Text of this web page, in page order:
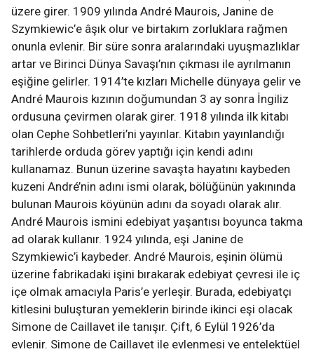
üzere girer. 1909 yılında André Maurois, Janine de
Szymkiewic’e âşık olur ve birtakım zorluklara rağmen
onunla evlenir. Bir süre sonra aralarındaki uyuşmazlıklar
artar ve Birinci Dünya Savaşı’nın çıkması ile ayrılmanın
eşiğine gelirler. 1914’te kızları Michelle dünyaya gelir ve
André Maurois kızının doğumundan 3 ay sonra İngiliz
ordusuna çevirmen olarak girer. 1918 yılında ilk kitabı
olan Cephe Sohbetleri’ni yayınlar. Kitabın yayınlandığı
tarihlerde orduda görev yaptığı için kendi adını
kullanamaz. Bunun üzerine savaşta hayatını kaybeden
kuzeni André’nin adını ismi olarak, bölüğünün yakınında
bulunan Maurois köyünün adını da soyadı olarak alır.
André Maurois ismini edebiyat yaşantısı boyunca takma
ad olarak kullanır. 1924 yılında, eşi Janine de
Szymkiewic’i kaybeder. André Maurois, eşinin ölümü
üzerine fabrikadaki işini bırakarak edebiyat çevresi ile iç
içe olmak amacıyla Paris’e yerleşir. Burada, edebiyatçı
kitlesini buluşturan yemeklerin birinde ikinci eşi olacak
Simone de Caillavet ile tanışır. Çift, 6 Eylül 1926’da
evlenir. Simone de Caillavet ile evlenmesi ve entelektüel